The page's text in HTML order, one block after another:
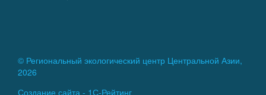
© Региональный экологический центр Центральной Азии,
2026
Создание сайта - 1С-Рейтинг